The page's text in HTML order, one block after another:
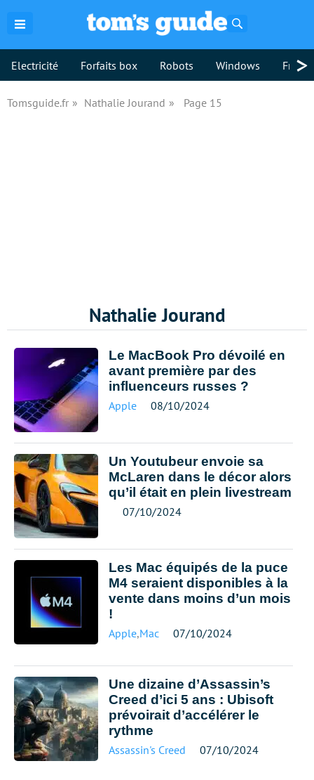
Electricité Forfaits box Robots Windows >
Tomsguide.fr Nathalie Jourand Page 15
Nathalie Jourand
Le MacBook Pro dévoilé en
avant première par des
influenceurs russes ?
Apple 08/10/2024
Un Youtubeur envoie sa
McLaren dans le décor alors
qu’il était en plein livestream
07/10/2024
Les Mac équipés de la puce
M4 seraient disponibles à la
vente dans moins d’un mois
!
Apple,Mac 07/10/2024
Une dizaine d’Assassin’s
Creed d’ici 5 ans : Ubisoft
prévoirait d’accélérer le
rythme
Assassin's Creed 07/10/2024